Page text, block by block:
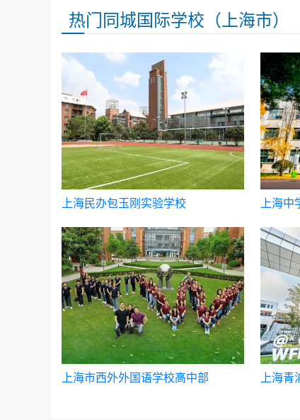
热门同城国际学校（上海市）
上海民办包玉刚实验学校 上海中
上海市西外外国语学校高中部 上海